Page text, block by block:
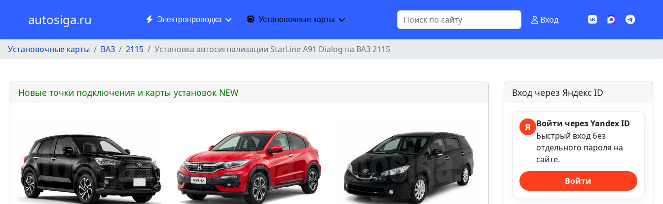
autosiga.ru Электропроводка Установочные карты Поиск Вход
Установочные карты ВАЗ 2115 Установка автосигнализации StarLine A91 Dialog на ВАЗ 2115
Новые точки подключения и карты установок NEW Вход через Яндекс ID
Я Войти через Yandex ID
Быстрый вход без
отдельного пароля на
сайте.
Войти